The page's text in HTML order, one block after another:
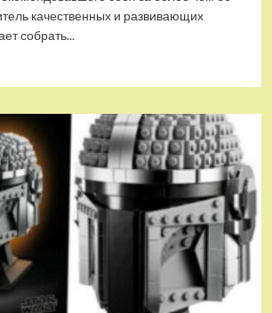
качественных и развивающих
собрать...